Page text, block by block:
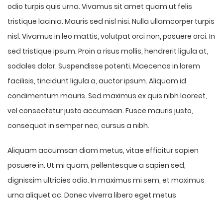
odio turpis quis urna. Vivamus sit amet quam ut felis
tristique lacinia. Mauris sed nisl nisi. Nulla ullamcorper turpis
nisl. Vivamus in leo mattis, volutpat orci non, posuere orci. In
sed tristique ipsum. Proin a risus mollis, hendrerit ligula at,
sodales dolor. Suspendisse potenti. Maecenas in lorem
facilisis, tincidunt ligula a, auctor ipsum. Aliquam id
condimentum mauris. Sed maximus ex quis nibh laoreet,
vel consectetur justo accumsan. Fusce mauris justo,
consequat in semper nec, cursus a nibh.
Aliquam accumsan diam metus, vitae efficitur sapien
posuere in. Ut mi quam, pellentesque a sapien sed,
dignissim ultricies odio. In maximus mi sem, et maximus
urna aliquet ac. Donec viverra libero eget metus